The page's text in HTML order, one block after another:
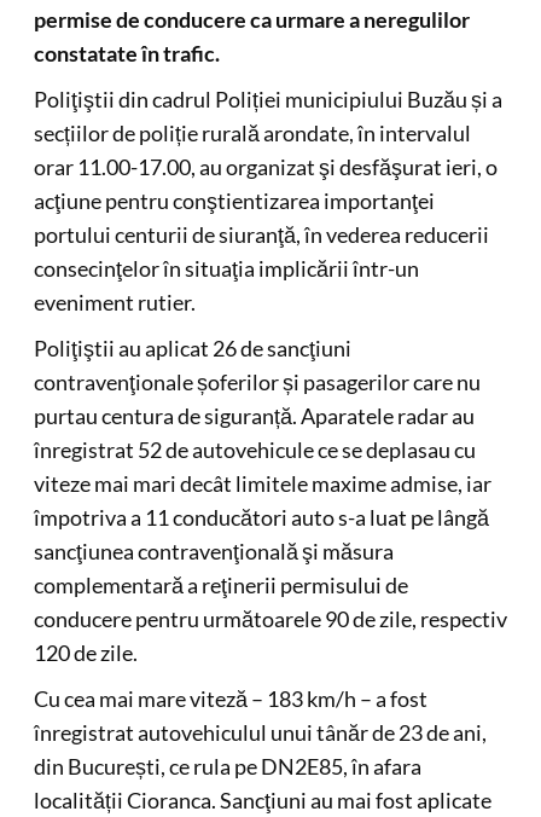
permise de conducere ca urmare a neregulilor
constatate în trafic.
Poliţiştii din cadrul Poliției municipiului Buzău și a
secțiilor de poliție rurală arondate, în intervalul
orar 11.00-17.00, au organizat şi desfăşurat ieri, o
acţiune pentru conştientizarea importanţei
portului centurii de siuranţă, în vederea reducerii
consecinţelor în situaţia implicării într-un
eveniment rutier.
Poliţiştii au aplicat 26 de sancţiuni
contravenţionale șoferilor și pasagerilor care nu
purtau centura de siguranță. Aparatele radar au
înregistrat 52 de autovehicule ce se deplasau cu
viteze mai mari decât limitele maxime admise, iar
împotriva a 11 conducători auto s-a luat pe lângă
sancţiunea contravenţională şi măsura
complementară a reţinerii permisului de
conducere pentru următoarele 90 de zile, respectiv
120 de zile.
Cu cea mai mare viteză – 183 km/h – a fost
înregistrat autovehiculul unui tânăr de 23 de ani,
din București, ce rula pe DN2E85, în afara
localității Cioranca. Sancţiuni au mai fost aplicate